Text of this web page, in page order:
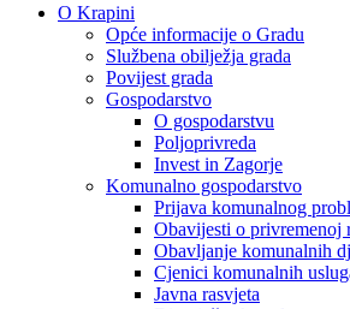
O Krapini
Opće informacije o Gradu
Službena obilježja grada
Povijest grada
Gospodarstvo
O gospodarstvu
Poljoprivreda
Invest in Zagorje
Komunalno gospodarstvo
Prijava komunalnog
Obavijesti o privremenoj
Obavljanje komunalnih
Cjenici komunalnih
Javna rasvjeta